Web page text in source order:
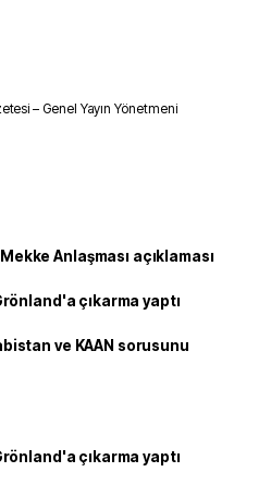
– Genel Yayın Yönetmeni
Anlaşması açıklaması
çıkarma yaptı
ve KAAN sorusunu
çıkarma yaptı